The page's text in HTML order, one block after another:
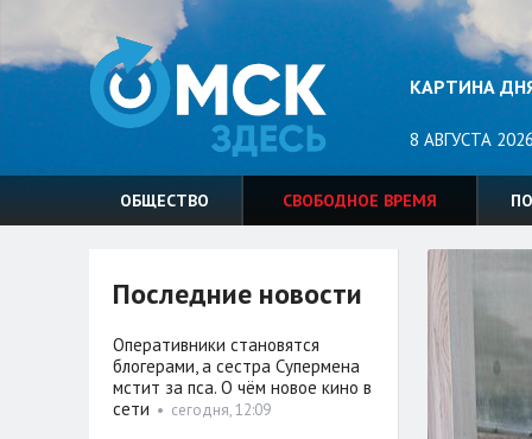
КАРТИНА
8 АВГУСТА
ОБЩЕСТВО СВОБОДНОЕ ВРЕМЯ
Последние новости
Оперативники становятся
блогерами, а сестра Супермена
мстит за пса. О чём новое кино в
сети • сегодня, 12:09